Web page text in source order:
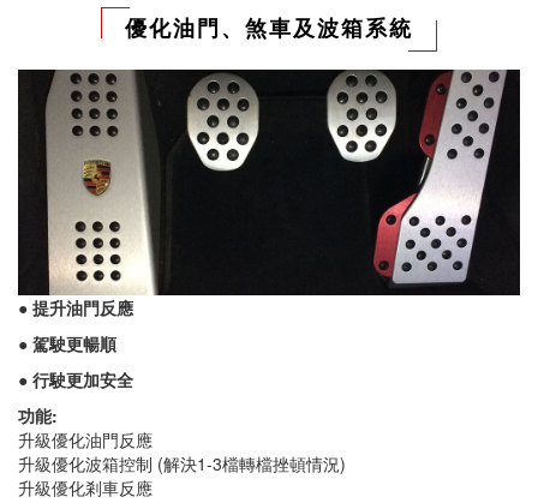
優化油門、煞車及波箱系統
● 提升油門反應
● 駕駛更暢順
● 行駛更加安全
功能:
升級優化油門反應
升級優化波箱控制 (解決1-3檔轉檔挫頓情況)
升級優化剎車反應